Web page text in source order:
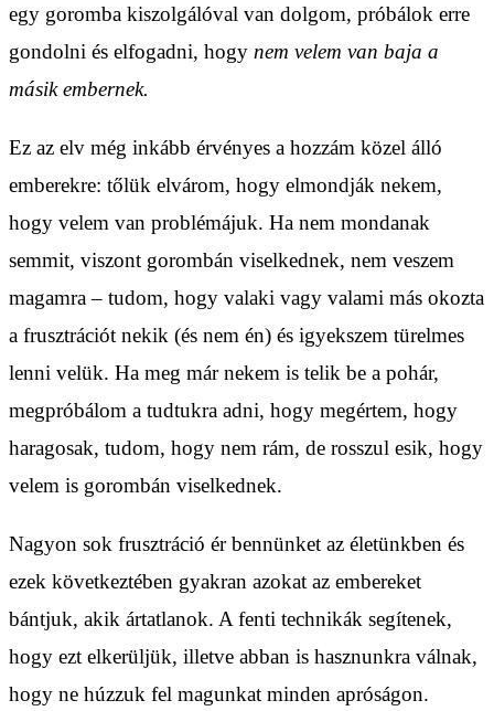
egy goromba kiszolgálóval van dolgom, próbálok erre
gondolni és elfogadni, hogy nem velem van baja a
másik embernek.
Ez az elv még inkább érvényes a hozzám közel álló
emberekre: tőlük elvárom, hogy elmondják nekem,
hogy velem van problémájuk. Ha nem mondanak
semmit, viszont gorombán viselkednek, nem veszem
magamra – tudom, hogy valaki vagy valami más okozta
a frusztrációt nekik (és nem én) és igyekszem türelmes
lenni velük. Ha meg már nekem is telik be a pohár,
megpróbálom a tudtukra adni, hogy megértem, hogy
haragosak, tudom, hogy nem rám, de rosszul esik, hogy
velem is gorombán viselkednek.
Nagyon sok frusztráció ér bennünket az életünkben és
ezek következtében gyakran azokat az embereket
bántjuk, akik ártatlanok. A fenti technikák segítenek,
hogy ezt elkerüljük, illetve abban is hasznunkra válnak,
hogy ne húzzuk fel magunkat minden apróságon.